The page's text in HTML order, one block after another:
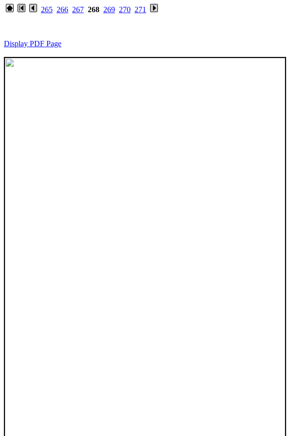
265 266 267 268 269 270 271
Display PDF Page